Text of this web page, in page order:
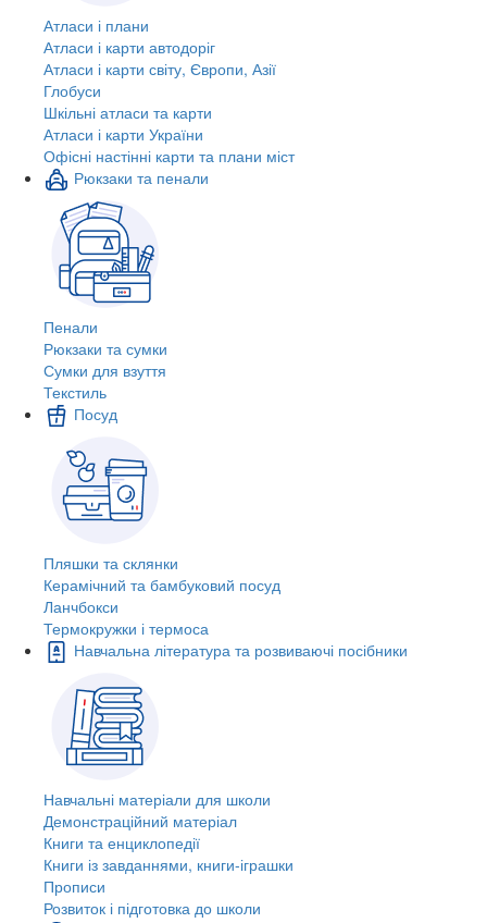
Атласи і плани
Атласи і карти автодоріг
Атласи і карти світу, Європи, Азії
Глобуси
Шкільні атласи та карти
Атласи і карти України
Офісні настінні карти та плани міст
Рюкзаки та пенали
Пенали
Рюкзаки та сумки
Сумки для взуття
Текстиль
Посуд
Пляшки та склянки
Керамічний та бамбуковий посуд
Ланчбокси
Термокружки і термоса
Навчальна література та розвиваючі посібники
Навчальні матеріали для школи
Демонстраційний матеріал
Книги та енциклопедії
Книги із завданнями, книги-іграшки
Прописи
Розвиток і підготовка до школи